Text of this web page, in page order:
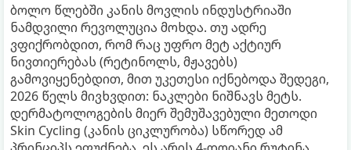
ბოლო წლებში კანის მოვლის ინდუსტრიაში
ნამდვილი რევოლუცია მოხდა. თუ ადრე
ვფიქრობდით, რომ რაც უფრო მეტ აქტიურ
ნივთიერებას (რეტინოლს, მჟავებს)
გამოვიყენებდით, მით უკეთესი იქნებოდა შედეგი,
2026 წელს მივხვდით: ნაკლები ნიშნავს მეტს.
დერმატოლოგების მიერ შემუშავებული მეთოდი
Skin Cycling (კანის ციკლურობა) სწორედ ამ